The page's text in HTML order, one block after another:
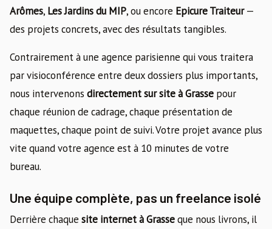
Arômes, Les Jardins du MIP, ou encore Epicure Traiteur—
des projets concrets, avec des résultats tangibles.
Contrairement à une agence parisienne qui vous traitera
par visioconférence entre deux dossiers plus importants,
nous intervenons directement sur site à Grasse pour
chaque réunion de cadrage, chaque présentation de
maquettes, chaque point de suivi. Votre projet avance plus
vite quand votre agence est à 10 minutes de votre
bureau.
Une équipe complète, pas un freelance isolé
Derrière chaque site internet à Grasseque nous livrons, il